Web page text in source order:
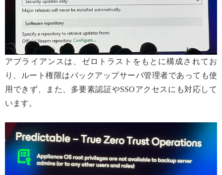
アプライアンスは、ゼロトラストをもとに構成されてお
り、ルート権限はバックアップサーバ管理者であっても使
用できず、また、多要素認証やSSOアクセスにも対応して
います。